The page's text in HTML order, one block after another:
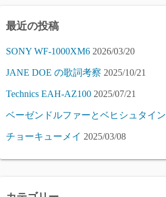
最近の投稿
SONY WF-1000XM6 2026/03/20
JANE DOE の歌詞考察 2025/10/21
Technics EAH-AZ100 2025/07/21
ベーゼンドルファーとベヒシュタイン
チョーキューメイ 2025/03/08